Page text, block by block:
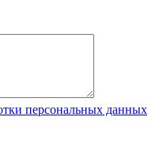
персональных данных